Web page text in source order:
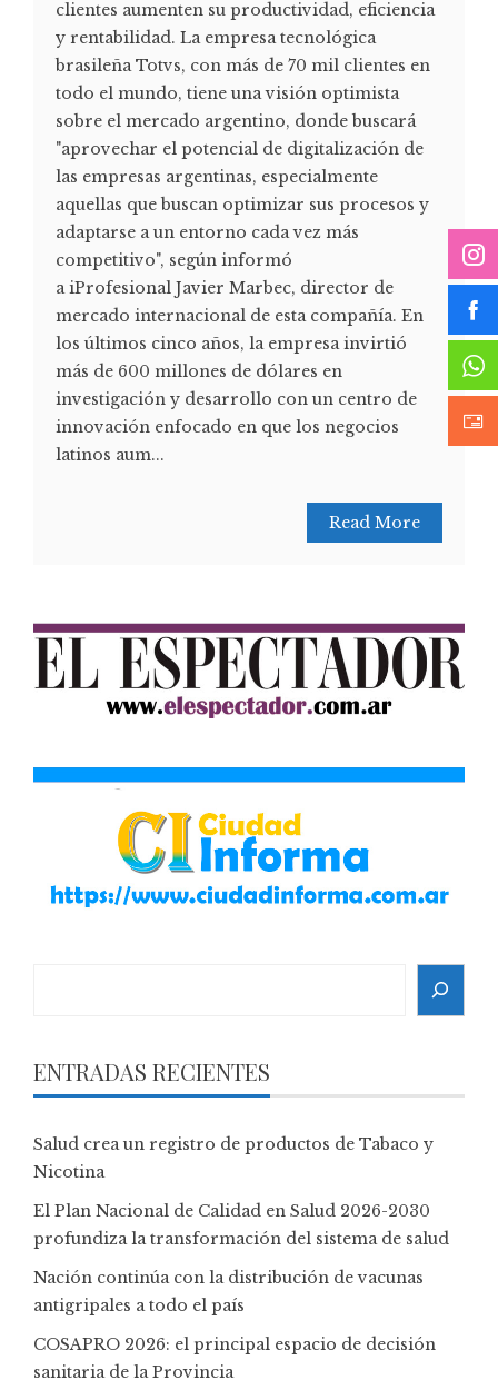
clientes aumenten su productividad, eficiencia
y rentabilidad. La empresa tecnológica
brasileña Totvs, con más de 70 mil clientes en
todo el mundo, tiene una visión optimista
sobre el mercado argentino, donde buscará
"aprovechar el potencial de digitalización de
las empresas argentinas, especialmente
aquellas que buscan optimizar sus procesos y
adaptarse a un entorno cada vez más
competitivo", según informó
a iProfesional Javier Marbec, director de
mercado internacional de esta compañía. En
los últimos cinco años, la empresa invirtió
más de 600 millones de dólares en
investigación y desarrollo con un centro de
innovación enfocado en que los negocios
latinos aum...
Read More
ENTRADAS RECIENTES
Salud crea un registro de productos de Tabaco y
Nicotina
El Plan Nacional de Calidad en Salud 2026-2030
profundiza la transformación del sistema de salud
Nación continúa con la distribución de vacunas
antigripales a todo el país
COSAPRO 2026: el principal espacio de decisión
sanitaria de la Provincia